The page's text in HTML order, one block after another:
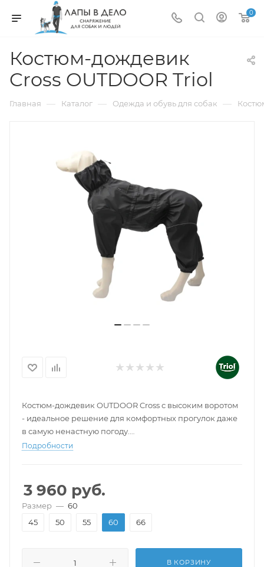
0
Костюм-дождевик
Cross OUTDOOR Triol
Главная — Каталог — Одежда и обувь для собак —
Костюм-дождевик OUTDOOR Cross с высоким воротом
- идеальное решение для комфортных прогулок даже
в самую ненастную погоду.
Костюм без подкладки. Цвет: черный.
Подробности
3 960 руб.
Размер — 60
45
50 55 60 66
В КОРЗИНУ